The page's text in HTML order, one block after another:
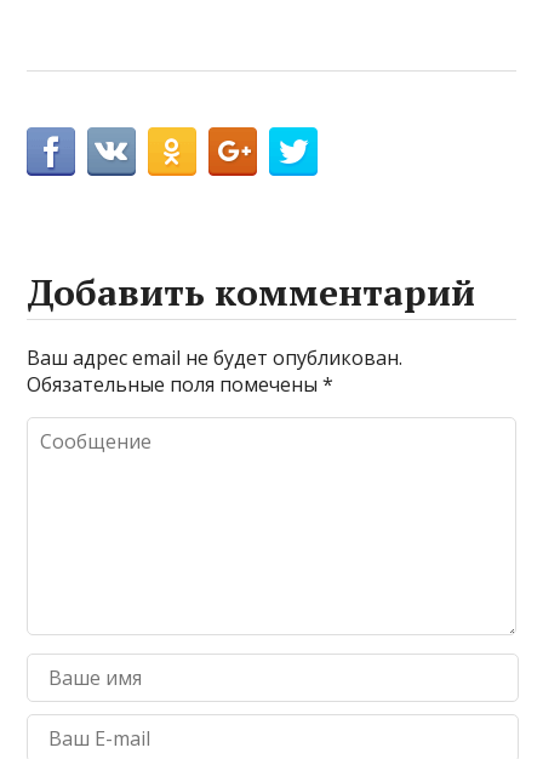
Добавить комментарий
Ваш адрес email не будет опубликован.
Обязательные поля помечены*